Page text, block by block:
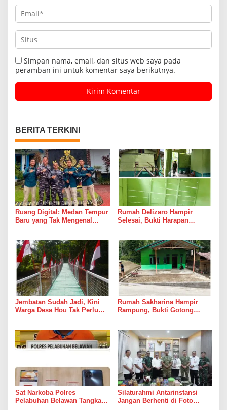
Simpan nama, email, dan situs web saya pada
peramban ini untuk komentar saya berikutnya.
BERITA TERKINI
Ruang Digital: Medan Tempur
Baru yang Tak Mengenal
Rumah Delizaro Hampir
Selesai, Bukti Harapan
Jembatan Sudah Jadi, Kini
Warga Desa Hou Tak Perlu
Rumah Sakharina Hampir
Rampung, Bukti Gotong
Sat Narkoba Polres
Pelabuhan Belawan Tangkap
Silaturahmi Antarinstansi
Jangan Berhenti di Foto